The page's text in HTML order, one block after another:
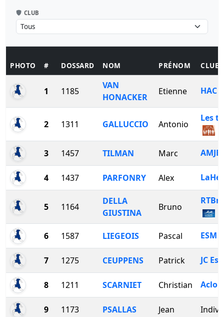
CLUB
PHOTO # DOSSARD NOM PRÉNOM CLUB
1 1185
VAN
HONACKER
Etienne HAC
2 1311 GALLUCCIO Antonio
Les
3 1457 TILMAN Marc AMJB
4 1437 PARFONRY Alex
5 1164
DELLA
GIUSTINA
Bruno
6 1587 LIEGEOIS Pascal ESM
7 1275 CEUPPENS Patrick JC
8 1211 SCARNIET Christian Aclo
9 1173 PSALLAS Jean